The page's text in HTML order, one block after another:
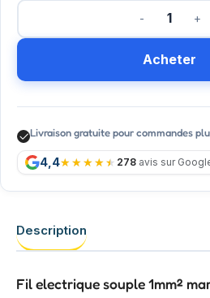
Acheter
Livraison gratuite pour commandes
4,4 278 avis sur
Description
Fil electrique souple 1mm²